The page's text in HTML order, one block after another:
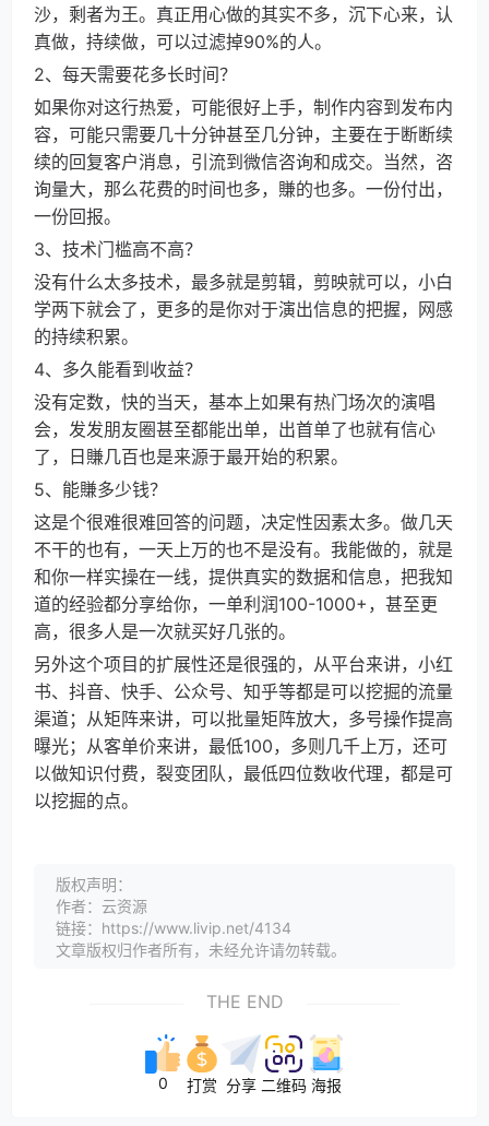
沙，剩者为王。真正用心做的其实不多，沉下心来，认
真做，持续做，可以过滤掉90%的人。
2、每天需要花多长时间？
如果你对这行热爱，可能很好上手，制作内容到发布内
容，可能只需要几十分钟甚至几分钟，主要在于断断续
续的回复客户消息，引流到微信咨询和成交。当然，咨
询量大，那么花费的时间也多，賺的也多。一份付出，
一份回报。
3、技术门槛高不高？
没有什么太多技术，最多就是剪辑，剪映就可以，小白
学两下就会了，更多的是你对于演出信息的把握，网感
的持续积累。
4、多久能看到收益？
没有定数，快的当天，基本上如果有热门场次的演唱
会，发发朋友圈甚至都能出单，出首单了也就有信心
了，日賺几百也是来源于最开始的积累。
5、能賺多少钱？
这是个很难很难回答的问题，决定性因素太多。做几天
不干的也有，一天上万的也不是没有。我能做的，就是
和你一样实操在一线，提供真实的数据和信息，把我知
道的经验都分享给你，一单利润100-1000+，甚至更
高，很多人是一次就买好几张的。
另外这个项目的扩展性还是很强的，从平台来讲，小红
书、抖音、快手、公众号、知乎等都是可以挖掘的流量
渠道；从矩阵来讲，可以批量矩阵放大，多号操作提高
曝光；从客单价来讲，最低100，多则几千上万，还可
以做知识付费，裂变团队，最低四位数收代理，都是可
以挖掘的点。
版权声明：
作者：云资源
链接：https://www.livip.net/4134
文章版权归作者所有，未经允许请勿转载。
THE END
0 打赏 分享 二维码 海报